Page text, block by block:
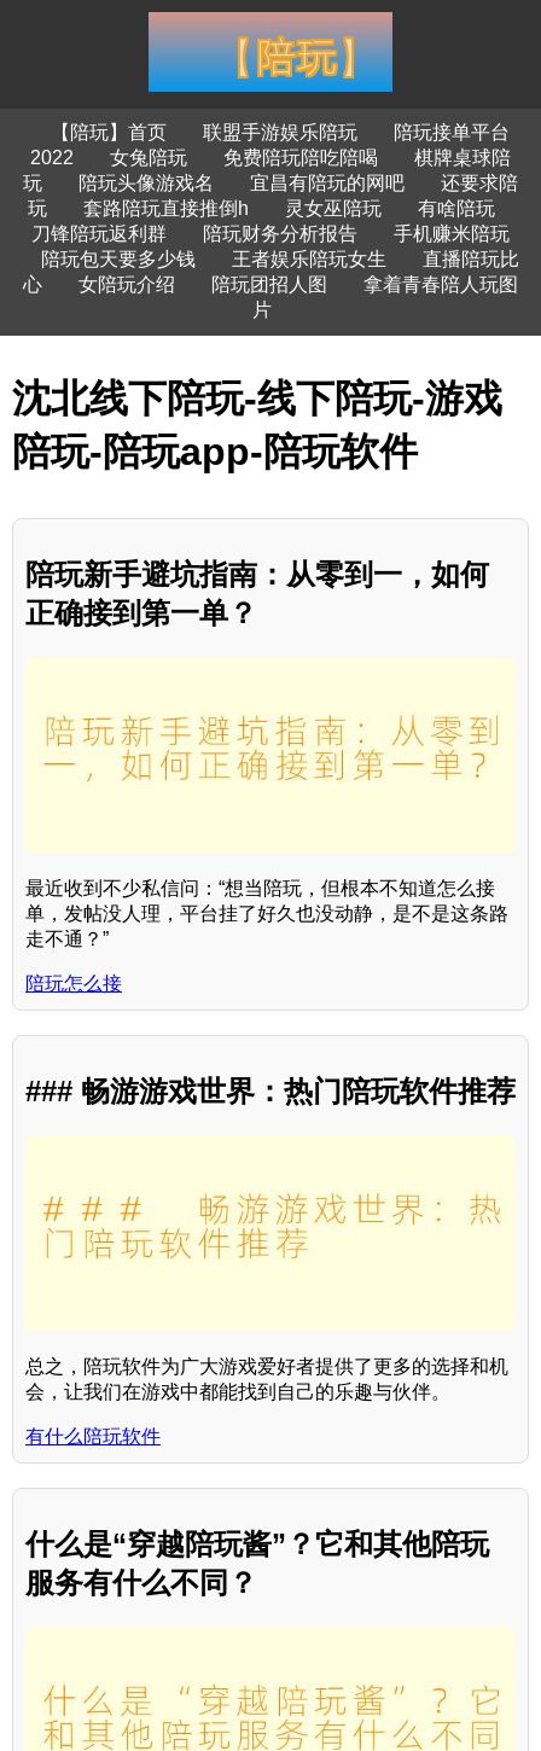
【陪玩】首页 联盟手游娱乐陪玩
陪玩接单平台
2022
女兔陪玩 免费陪玩陪吃陪喝
棋牌桌球陪
玩
陪玩头像游戏名 宜昌有陪玩的网吧
还要求陪
玩
套路陪玩直接推倒h 灵女巫陪玩
有啥陪玩
刀锋陪玩返利群
陪玩财务分析报告
手机赚米陪玩
陪玩包天要多少钱
王者娱乐陪玩女生
直播陪玩比
心
女陪玩介绍 陪玩团招人图
拿着青春陪人玩图
片
沈北线下陪玩-线下陪玩-游戏
陪玩-陪玩app-陪玩软件
陪玩新手避坑指南：从零到一，如何
正确接到第一单？
最近收到不少私信问：“想当陪玩，但根本不知道怎么接
单，发帖没人理，平台挂了好久也没动静，是不是这条路
走不通？”
陪玩怎么接
### 畅游游戏世界：热门陪玩软件推荐
总之，陪玩软件为广大游戏爱好者提供了更多的选择和机
会，让我们在游戏中都能找到自己的乐趣与伙伴。
有什么陪玩软件
什么是“穿越陪玩酱”？它和其他陪玩
服务有什么不同？